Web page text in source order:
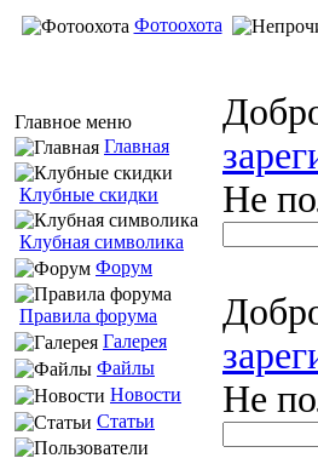
Фотоохота
Главное меню
Главная
Клубные скидки
Клубная символика
Форум
Правила форума
Галерея
Файлы
Новости
Статьи
Не
Не